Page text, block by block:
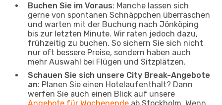
Buchen Sie im Voraus: Manche lassen sich
gerne von spontanen Schnäppchen überraschen
und warten mit der Buchung nach Jönköping
bis zur letzten Minute. Wir raten jedoch dazu,
frühzeitig zu buchen. So sichern Sie sich nicht
nur oft bessere Preise, sondern haben auch
mehr Auswahl bei Flügen und Sitzplätzen.
Schauen Sie sich unsere City Break-Angebote
an: Planen Sie einen Hotelaufenthalt? Dann
werfen Sie auch einen Blick auf unsere